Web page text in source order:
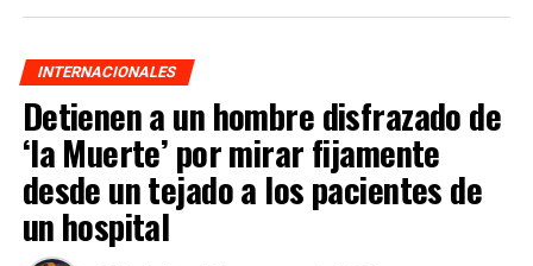
INTERNACIONALES
Detienen a un hombre disfrazado de
‘la Muerte’ por mirar fijamente
desde un tejado a los pacientes de
un hospital